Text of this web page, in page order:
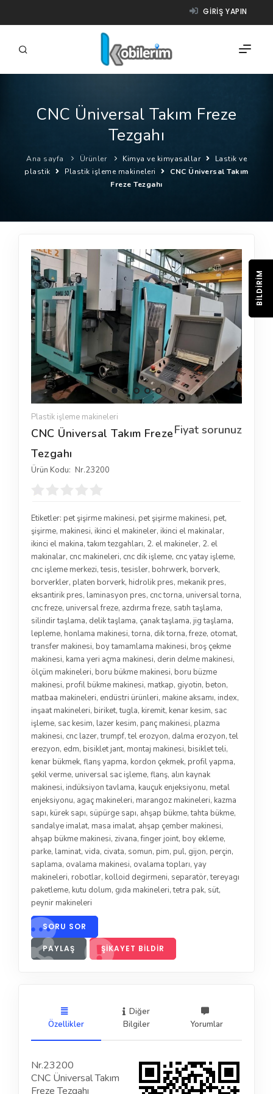
GIRIŞ YAPIN
FIRMALAR
ÜRÜNLER
NASIL ÇALIŞIR?
YARDIM
CNC Üniversal Takım Freze
Tezgahı
Ana sayfa Ürünler Kimya ve kimyasallar
Lastik ve
plastik
Plastik işleme makineleri
CNC Üniversal Takım
Freze Tezgahı
Plastik işleme makineleri
Fiyat sorunuz
CNC Üniversal Takım Freze
Tezgahı
Ürün Kodu: Nr.23200
Etiketler: pet şişirme makinesi, pet şişirme makinesi, pet,
şişirme, makinesi, ikinci el makineler, ikinci el makinalar,
ikinci el makina,takım tezgahları, 2. el makineler, 2. el
makinalar, cnc makineleri, cnc dik işleme, cnc yatay işleme,
cnc işleme merkezi,tesis,tesisler, bohrwerk, borverk,
borverkler, platen borverk, hidrolik pres, mekanik pres,
eksantirik pres, laminasyon pres, cnc torna, universal torna,
cnc freze, universal freze, azdırma freze, satıh taşlama,
silindir taşlama, delik taşlama, çanak taşlama, jig taşlama,
lepleme, honlama makinesi,torna, dik torna,freze, otomat,
transfer makinesi, boy tamamlama makinesi, broş çekme
makinesi, kama yeri açma makinesi, derin delme makinesi,
ölçüm makineleri, boru bükme makinesi, boru büzme
makinesi, profil bükme makinesi, matkap, giyotin, beton,
matbaa makineleri, endüstri ürünleri, makine aksamı, index,
inşaat makineleri, biriket,tugla, kiremit, kenar kesim, sac
işleme, sac kesim, lazer kesim, panç makinesi, plazma
makinesi, cnc lazer,trumpf,tel erozyon, dalma erozyon,tel
erezyon, edm, bisiklet jant, montaj makinesi, bisiklet teli,
kenar bükmek, flanş yapma, kordon çekmek, profil yapma,
şekil verme, universal sac işleme, flanş, alın kaynak
makinesi, indüksiyon tavlama, kauçuk enjeksiyonu, metal
enjeksiyonu, agaç makineleri, marangoz makineleri, kazma
sapı, kürek sapı, süpürge sapı, ahşap bükme,tahta bükme,
sandalye imalat, masa imalat, ahşap çember makinesi,
ahşap bükme makinesi, zivana,finger joint, boy ekleme,
parke, laminat, vida, civata, somun, pim, pul, gijon, perçin,
saplama, ovalama makinesi, ovalama topları, yay
makineleri, robotlar, kolloid degirmeni, separatör,tereyagı
paketleme, kutu dolum, gıda makineleri,tetra pak, süt,
peynir makineleri
SORU SOR
PAYLAŞ ŞIKAYET BILDIR
Özellikler
Diğer
Bilgiler
Yorumlar
Nr.23200
CNC Üniversal Takım
Freze Tezgahı
BILDIRIM